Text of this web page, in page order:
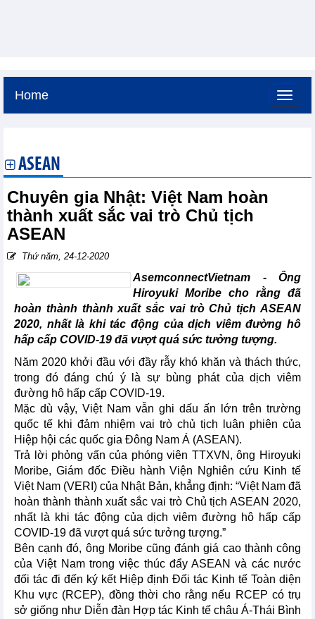
Home
ASEAN
Chuyên gia Nhật: Việt Nam hoàn
thành xuất sắc vai trò Chủ tịch
ASEAN
Thứ năm, 24-12-2020
AsemconnectVietnam - Ông
Hiroyuki Moribe cho rằng đã
hoàn thành thành xuất sắc vai trò Chủ tịch ASEAN
2020, nhất là khi tác động của dịch viêm đường hô
hấp cấp COVID-19 đã vượt quá sức tưởng tượng.
Năm 2020 khởi đầu với đầy rẫy khó khăn và thách thức,
trong đó đáng chú ý là sự bùng phát của dịch viêm
đường hô hấp cấp COVID-19.
Mặc dù vậy, Việt Nam vẫn ghi dấu ấn lớn trên trường
quốc tế khi đảm nhiệm vai trò chủ tịch luân phiên của
Hiệp hội các quốc gia Đông Nam Á (ASEAN).
Trả lời phỏng vấn của phóng viên TTXVN, ông Hiroyuki
Moribe, Giám đốc Điều hành Viện Nghiên cứu Kinh tế
Việt Nam (VERI) của Nhật Bản, khẳng định: “Việt Nam đã
hoàn thành thành xuất sắc vai trò Chủ tịch ASEAN 2020,
nhất là khi tác động của dịch viêm đường hô hấp cấp
COVID-19 đã vượt quá sức tưởng tượng.”
Bên cạnh đó, ông Moribe cũng đánh giá cao thành công
của Việt Nam trong việc thúc đẩy ASEAN và các nước
đối tác đi đến ký kết Hiệp định Đối tác Kinh tế Toàn diện
Khu vực (RCEP), đồng thời cho rằng nếu RCEP có trụ
sở giống như Diễn đàn Hợp tác Kinh tế châu Á-Thái Bình